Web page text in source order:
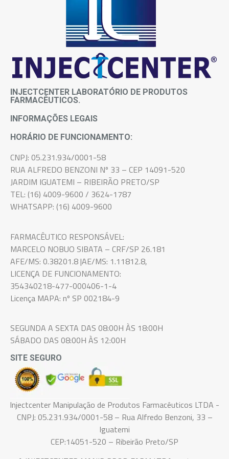
INJECTCENTER LABORATÓRIO DE PRODUTOS
FARMACÊUTICOS.
INFORMAÇÕES LEGAIS
HORÁRIO DE FUNCIONAMENTO:
CNPJ: 05.231.934/0001-58
RUA ALFREDO BENZONI Nº 33 – CEP 14091-520
JARDIM IGUATEMI – RIBEIRÃO PRETO/SP
TEL: (16) 4009-9600 / 3624-1787
WHATSAPP: (16) 4009-9600
FARMACÊUTICO RESPONSÁVEL:
MARCELO NOBUO SIBATA – CRF/SP 26.181
AFE/MS: 0.38201.8 |AE/MS: 1.11812.8,
LICENÇA DE FUNCIONAMENTO:
354340218-477-000406-1-4
Licença MAPA: nº SP 002184-9
SEGUNDA A SEXTA DAS 08:00H ÀS 18:00H
SÁBADO DAS 08:00H ÀS 12:00H
SITE SEGURO
Injectcenter Manipulação de Produtos Farmacêuticos LTDA -
CNPJ: 05.231.934/0001-58 – Rua Alfredo Benzoni, 33 –
Iguatemi
CEP:14051-520 – Ribeirão Preto/SP